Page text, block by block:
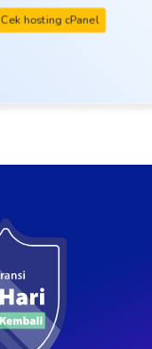
Cek hosting cPanel